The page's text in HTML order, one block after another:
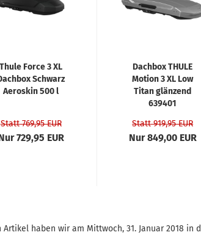
Thule Force 3 XL
Schwarz
Aeroskin 500 l
Statt 769,95 EUR
729,95 EUR
Dachbox THULE
Motion 3 XL Low
Titan glänzend
639401
Statt 919,95 EUR
Nur 849,00 EUR
Artikel haben wir am Mittwoch, 31. Januar 2018 in